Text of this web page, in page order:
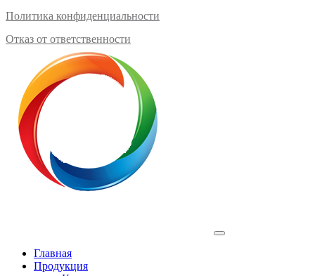
Политика конфиденциальности
Отказ от ответственности
Главная
Продукция